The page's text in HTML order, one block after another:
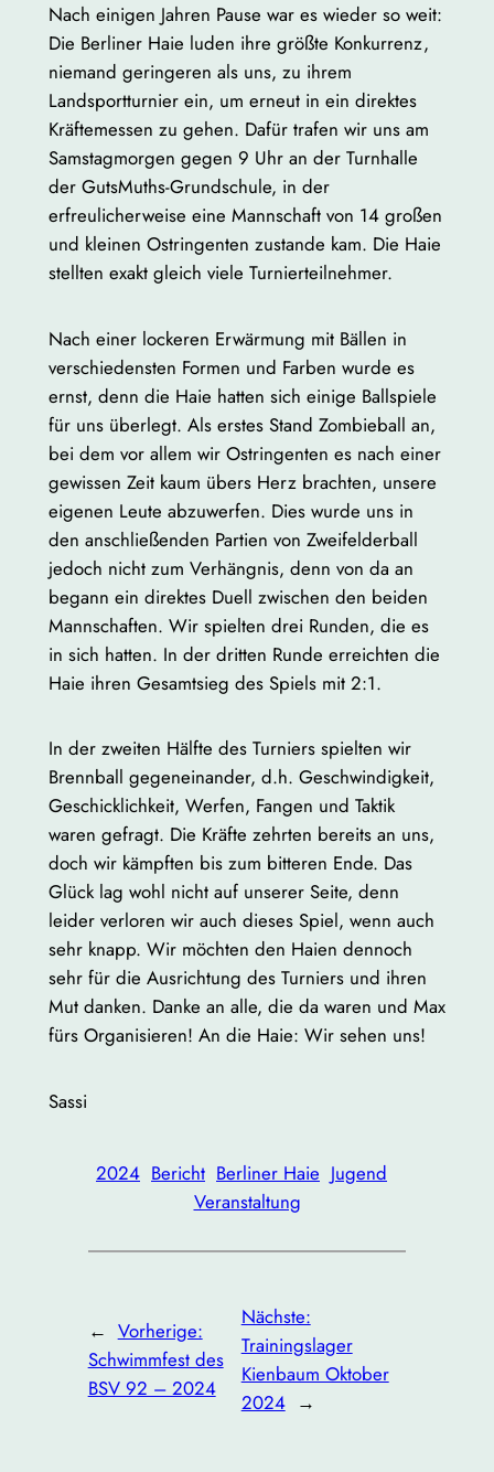
Nach einigen Jahren Pause war es wieder so weit:
Die Berliner Haie luden ihre größte Konkurrenz,
niemand geringeren als uns, zu ihrem
Landsportturnier ein, um erneut in ein direktes
Kräftemessen zu gehen. Dafür trafen wir uns am
Samstagmorgen gegen 9 Uhr an der Turnhalle
der GutsMuths-Grundschule, in der
erfreulicherweise eine Mannschaft von 14 großen
und kleinen Ostringenten zustande kam. Die Haie
stellten exakt gleich viele Turnierteilnehmer.
Nach einer lockeren Erwärmung mit Bällen in
verschiedensten Formen und Farben wurde es
ernst, denn die Haie hatten sich einige Ballspiele
für uns überlegt. Als erstes Stand Zombieball an,
bei dem vor allem wir Ostringenten es nach einer
gewissen Zeit kaum übers Herz brachten, unsere
eigenen Leute abzuwerfen. Dies wurde uns in
den anschließenden Partien von Zweifelderball
jedoch nicht zum Verhängnis, denn von da an
begann ein direktes Duell zwischen den beiden
Mannschaften. Wir spielten drei Runden, die es
in sich hatten. In der dritten Runde erreichten die
Haie ihren Gesamtsieg des Spiels mit 2:1.
In der zweiten Hälfte des Turniers spielten wir
Brennball gegeneinander, d.h. Geschwindigkeit,
Geschicklichkeit, Werfen, Fangen und Taktik
waren gefragt. Die Kräfte zehrten bereits an uns,
doch wir kämpften bis zum bitteren Ende. Das
Glück lag wohl nicht auf unserer Seite, denn
leider verloren wir auch dieses Spiel, wenn auch
sehr knapp. Wir möchten den Haien dennoch
sehr für die Ausrichtung des Turniers und ihren
Mut danken. Danke an alle, die da waren und Max
fürs Organisieren! An die Haie: Wir sehen uns!
Sassi
2024 Bericht Berliner Haie Jugend
Veranstaltung
← Vorherige:
Schwimmfest des
BSV 92 – 2024
Nächste:
Trainingslager
Kienbaum Oktober
2024 →